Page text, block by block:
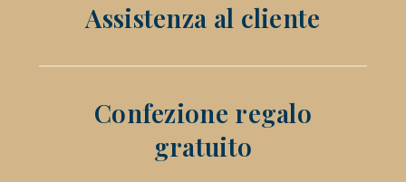
Assistenza al cliente
Confezione regalo
gratuito